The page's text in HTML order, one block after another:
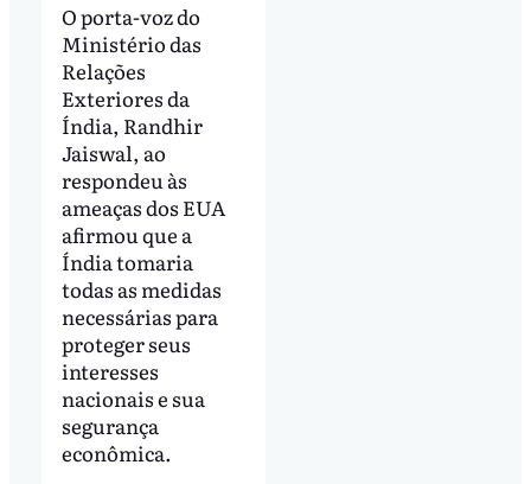
O porta-voz do
Ministério das
Relações
Exteriores da
Índia, Randhir
Jaiswal, ao
respondeu às
ameaças dos EUA
afirmou que a
Índia tomaria
todas as medidas
necessárias para
proteger seus
interesses
nacionais e sua
segurança
econômica.